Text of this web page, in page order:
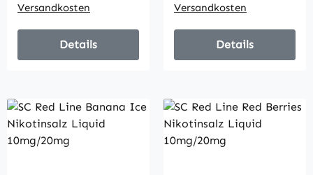
Versandkosten
Details
Versandkosten
Details